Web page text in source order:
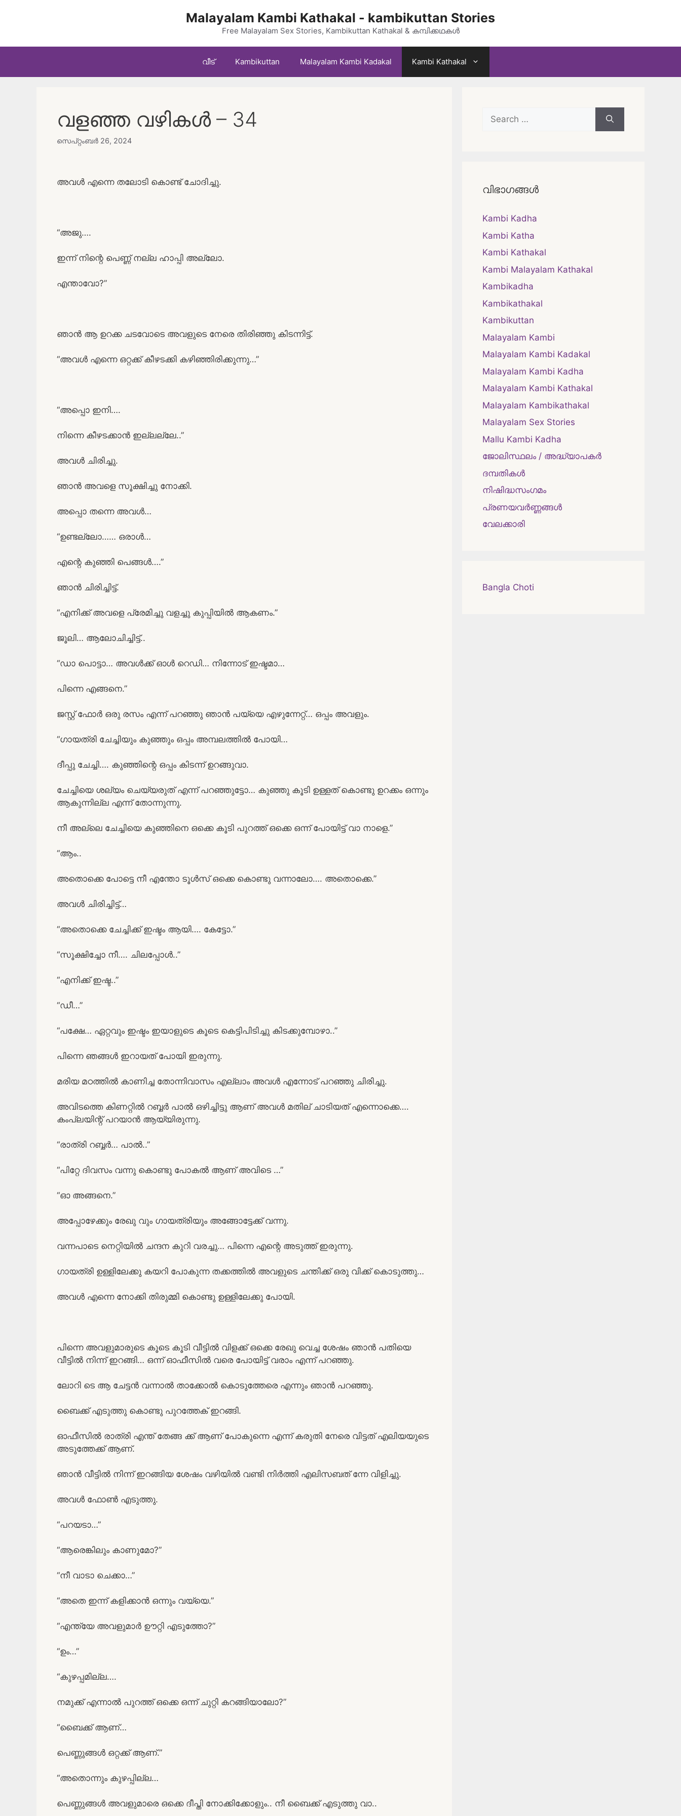
Malayalam Kambi Kathakal - kambikuttan Stories
Free Malayalam Sex Stories, Kambikuttan Kathakal & കമ്പിക്കഥകൾ
വീട് Kambikuttan Malayalam Kambi Kadakal Kambi Kathakal
വളഞ്ഞ വഴികൾ – 34
സെപ്റ്റംബർ 26, 2024
അവൾ എന്നെ തലോടി കൊണ്ട് ചോദിച്ചു.
“അജു….
ഇന്ന് നിന്റെ പെണ്ണ് നല്ല ഹാപ്പി അല്ലോ.
എന്താവോ?”
ഞാൻ ആ ഉറക്ക ചടവോടെ അവളുടെ നേരെ തിരിഞ്ഞു കിടന്നിട്ട്.
“അവൾ എന്നെ ഒറ്റക്ക് കീഴടക്കി കഴിഞ്ഞിരിക്കുന്നു…”
“അപ്പൊ ഇനി….
നിന്നെ കീഴടക്കാൻ ഇല്ലല്ലേ..”
അവൾ ചിരിച്ചു.
ഞാൻ അവളെ സൂക്ഷിച്ചു നോക്കി.
അപ്പൊ തന്നെ അവൾ…
“ഉണ്ടല്ലോ…… ഒരാൾ…
എന്റെ കുഞ്ഞി പെങ്ങൾ….”
ഞാൻ ചിരിച്ചിട്ട്.
“എനിക്ക് അവളെ പ്രേമിച്ചു വളച്ചു കുപ്പിയിൽ ആകണം.”
ജൂലി… ആലോചിച്ചിട്ട്..
“ഡാ പൊട്ടാ… അവൾക്ക് ഓൾ റെഡി… നിന്നോട് ഇഷ്ടമാ…
പിന്നെ എങ്ങനെ.”
ജസ്റ്റ്‌ ഫോർ ഒരു രസം എന്ന് പറഞ്ഞു ഞാൻ പയ്യെ എഴുന്നേറ്റ്… ഒപ്പം അവളും.
“ഗായത്രി ചേച്ചിയും കുഞ്ഞും ഒപ്പം അമ്പലത്തിൽ പോയി…
ദീപ്പു ചേച്ചി…. കുഞ്ഞിന്റെ ഒപ്പം കിടന്ന് ഉറങ്ങുവാ.
ചേച്ചിയെ ശല്യം ചെയ്യരുത് എന്ന് പറഞ്ഞുട്ടോ… കുഞ്ഞു കൂടി ഉള്ളത് കൊണ്ടു ഉറക്കം ഒന്നും
ആകുന്നില്ല എന്ന് തോന്നുന്നു.
നീ അല്ലെ ചേച്ചിയെ കുഞ്ഞിനെ ഒക്കെ കൂടി പുറത്ത് ഒക്കെ ഒന്ന് പോയിട്ട് വാ നാളെ.”
“ആം..
അതൊക്കെ പോട്ടെ നീ എന്തോ ടൂൾസ് ഒക്കെ കൊണ്ടു വന്നാലോ…. അതൊക്കെ.”
അവൾ ചിരിച്ചിട്ട്…
“അതൊക്കെ ചേച്ചിക്ക് ഇഷ്ടം ആയി…. കേട്ടോ.”
“സൂക്ഷിച്ചോ നീ…. ചിലപ്പോൾ..”
“എനിക്ക് ഇഷ്ട..”
“ഡീ…”
“പക്ഷേ… ഏറ്റവും ഇഷ്ടം ഇയാളുടെ കൂടെ കെട്ടിപിടിച്ചു കിടക്കുമ്പോഴാ..”
പിന്നെ ഞങ്ങൾ ഇറായത് പോയി ഇരുന്നു.
മരിയ മഠത്തിൽ കാണിച്ച തോന്നിവാസം എല്ലാം അവൾ എന്നോട് പറഞ്ഞു ചിരിച്ചു.
അവിടത്തെ കിണറ്റിൽ റബ്ബർ പാൽ ഒഴിച്ചിട്ടു ആണ് അവൾ മതില് ചാടിയത് എന്നൊക്കെ….
കംപ്ലയിന്റ് പറയാൻ ആയ്യിരുന്നു.
“രാത്രി റബ്ബർ… പാൽ..”
“പിറ്റേ ദിവസം വന്നു കൊണ്ടു പോകൽ ആണ് അവിടെ …”
“ഓ അങ്ങനെ.”
അപ്പോഴേക്കും രേഖു വും ഗായത്രിയും അങ്ങോട്ടേക്ക് വന്നു.
വന്നപാടെ നെറ്റിയിൽ ചന്ദന കുറി വരച്ചു… പിന്നെ എന്റെ അടുത്ത് ഇരുന്നു.
ഗായത്രി ഉള്ളിലേക്കു കയറി പോകുന്ന തക്കത്തിൽ അവളുടെ ചന്തിക്ക് ഒരു വിക്ക് കൊടുത്തു…
അവൾ എന്നെ നോക്കി തിരുമ്മി കൊണ്ടു ഉള്ളിലേക്കു പോയി.
പിന്നെ അവളുമാരുടെ കൂടെ കൂടി വീട്ടിൽ വിളക്ക് ഒക്കെ രേഖു വെച്ച ശേഷം ഞാൻ പതിയെ
വീട്ടിൽ നിന്ന് ഇറങ്ങി… ഒന്ന് ഓഫീസിൽ വരെ പോയിട്ട് വരാം എന്ന് പറഞ്ഞു.
ലോറി ടെ ആ ചേട്ടൻ വന്നാൽ താക്കോൽ കൊടുത്തേരെ എന്നും ഞാൻ പറഞ്ഞു.
ബൈക്ക് എടുത്തു കൊണ്ടു പുറത്തേക് ഇറങ്ങി.
ഓഫീസിൽ രാത്രി എന്ത് തേങ്ങ ക്ക് ആണ് പോകുന്നെ എന്ന് കരുതി നേരെ വിട്ടത് എലിയയുടെ
അടുത്തേക്ക് ആണ്.
ഞാൻ വീട്ടിൽ നിന്ന് ഇറങ്ങിയ ശേഷം വഴിയിൽ വണ്ടി നിർത്തി എലിസബത് ന്നേ വിളിച്ചു.
അവൾ ഫോൺ എടുത്തു.
“പറയടാ…”
“ആരെങ്കിലും കാണുമോ?”
“നീ വാടാ ചെക്കാ…”
“അതെ ഇന്ന് കളിക്കാൻ ഒന്നും വയ്യെ.”
“എന്ത്യേ അവളുമാർ ഊറ്റി എടുത്തോ?”
“ഉം…”
“കുഴപ്പമില്ല….
നമുക്ക് എന്നാൽ പുറത്ത് ഒക്കെ ഒന്ന് ചുറ്റി കറങ്ങിയാലോ?”
“ബൈക്ക് ആണ്…
പെണ്ണുങ്ങൾ ഒറ്റക്ക് ആണ്.”
“അതൊന്നും കുഴപ്പില്ല…
പെണ്ണുങ്ങൾ അവളുമാരെ ഒക്കെ ദീപ്തി നോക്കിക്കോളും.. നീ ബൈക്ക് എടുത്തു വാ..
Search
for:
വിഭാഗങ്ങൾ
Kambi Kadha
Kambi Katha
Kambi Kathakal
Kambi Malayalam Kathakal
Kambikadha
Kambikathakal
Kambikuttan
Malayalam Kambi
Malayalam Kambi Kadakal
Malayalam Kambi Kadha
Malayalam Kambi Kathakal
Malayalam Kambikathakal
Malayalam Sex Stories
Mallu Kambi Kadha
ജോലിസ്ഥലം / അദ്ധ്യാപകർ
ദമ്പതികള്‍
നിഷിദ്ധസംഗമം
പ്രണയവർണ്ണങ്ങൾ
വേലക്കാരി
Bangla Choti